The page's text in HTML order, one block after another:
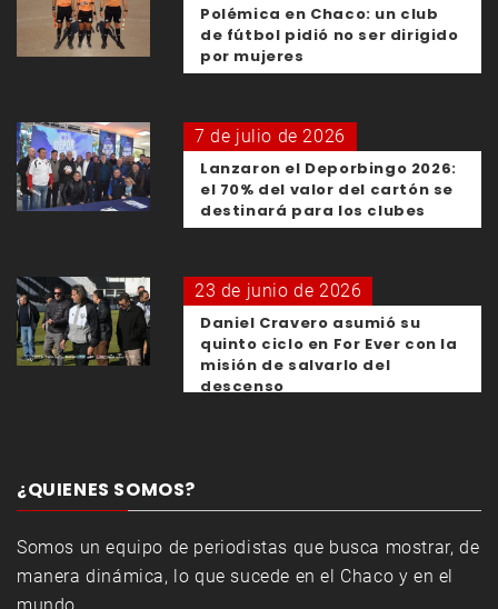
Polémica en Chaco: un club
de fútbol pidió no ser dirigido
por mujeres
7 de julio de 2026
Lanzaron el Deporbingo 2026:
el 70% del valor del cartón se
destinará para los clubes
23 de junio de 2026
Daniel Cravero asumió su
quinto ciclo en For Ever con la
misión de salvarlo del
descenso
¿QUIENES SOMOS?
Somos un equipo de periodistas que busca mostrar, de
manera dinámica, lo que sucede en el Chaco y en el
mundo.